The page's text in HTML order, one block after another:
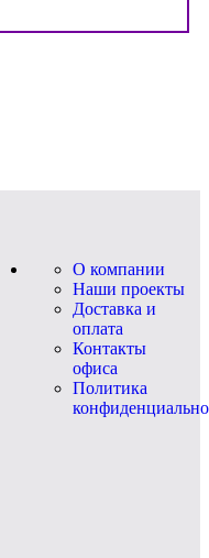
О компании
Наши проекты
Доставка и
оплата
Контакты
офиса
Политика